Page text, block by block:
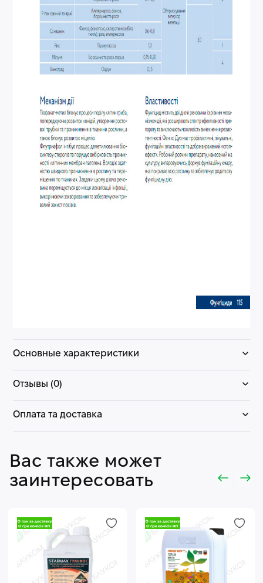
Основные характеристики
Отзывы (0)
Оплата та доставка
Вас также может
заинтересовать